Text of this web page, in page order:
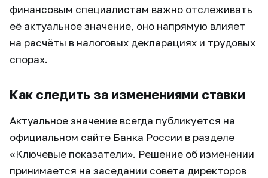
финансовым специалистам важно отслеживать
её актуальное значение, оно напрямую влияет
на расчёты в налоговых декларациях и трудовых
спорах.
Как следить за изменениями ставки
Актуальное значение всегда публикуется на
официальном сайте Банка России в разделе
«Ключевые показатели». Решение об изменении
принимается на заседании совета директоров